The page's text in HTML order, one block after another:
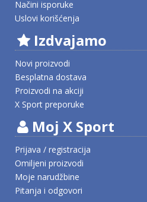
Načini isporuke
Uslovi korišćenja
Izdvajamo
Novi proizvodi
Besplatna dostava
Proizvodi na akciji
X Sport preporuke
Moj X Sport
Prijava / registracija
Omiljeni proizvodi
Moje narudžbine
Pitanja i odgovori